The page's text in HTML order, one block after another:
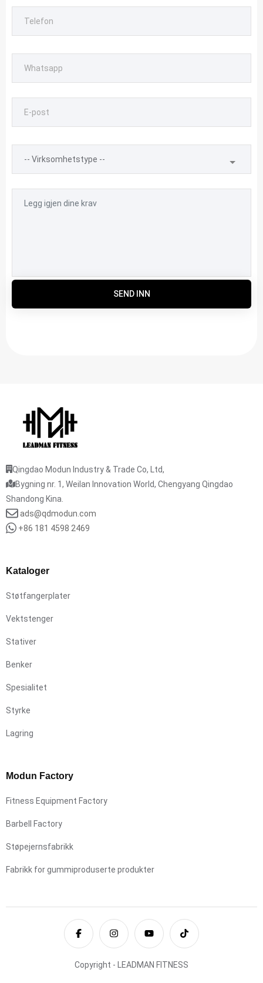
SEND INN
Qingdao Modun Industry & Trade Co, Ltd,
Bygning nr. 1, Weilan Innovation World, Chengyang Qingdao
Shandong Kina.
ads@qdmodun.com
+86 181 4598 2469
Kataloger
Støtfangerplater
Vektstenger
Stativer
Benker
Spesialitet
Styrke
Lagring
Modun Factory
Fitness Equipment Factory
Barbell Factory
Støpejernsfabrikk
Fabrikk for gummiproduserte produkter
Copyright - LEADMAN FITNESS